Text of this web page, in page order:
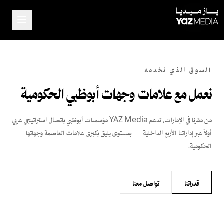
السوق الذي نخدمه
نعمل مع علامات وجهات أبوظبي الحكومية
من مقرنا في الإمارات، تدعم YAZ Media مؤسسات أبوظبي باتصال استراتيجي عربي
أولاً عبر إداراتنا الأربع الداخلية — بمستوى يليق بكبرى علامات العاصمة وجهاتها
الحكومية.
قدراتنا تواصل معنا